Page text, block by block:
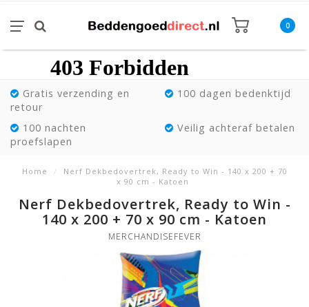
0
Gratis verzending en
retour
100 dagen bedenktijd
100 nachten
proefslapen
Veilig achteraf betalen
Home /
Nerf Dekbedovertrek, Ready to Win - 140 x 200 + 70
x 90 cm - Katoen
Nerf Dekbedovertrek, Ready to Win -
140 x 200 + 70 x 90 cm - Katoen
MERCHANDISEFEVER